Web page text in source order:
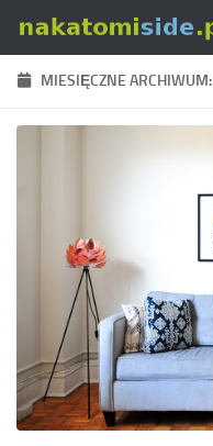
Skip to content
MIESIĘCZNE ARCHIWUM: